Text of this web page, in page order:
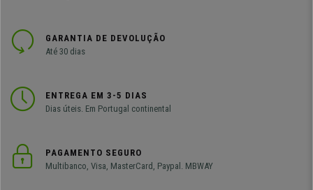
GARANTIA DE DEVOLUÇÃO
Até 30 dias
ENTREGA EM 3-5 DIAS
Dias úteis. Em Portugal continental
PAGAMENTO SEGURO
Multibanco, Visa, MasterCard, Paypal. MBWAY